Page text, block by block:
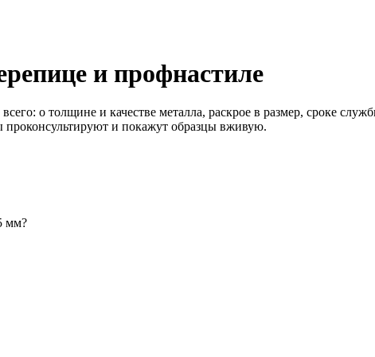
и профнастиле
о толщине и качестве металла, раскрое в размер, сроке
и покажут образцы вживую.
мм?